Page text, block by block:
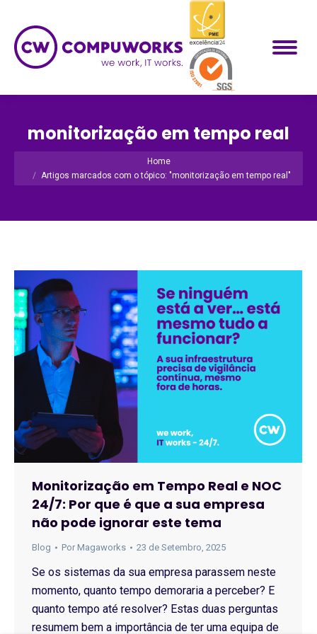
monitorização em tempo real
Você está aqui:
Home
Artigos marcados com o tópico: "monitorização em tempo real"
Monitorização em Tempo Real e NOC
24/7: Por que é que a sua empresa
não pode ignorar este tema
Blog Por Magaworks 23 de Setembro, 2025
Se os sistemas da sua empresa parassem neste
momento, quanto tempo demoraria a perceber? E
quanto tempo até resolver? Estas duas perguntas
resumem bem a importância de ter uma equipa de